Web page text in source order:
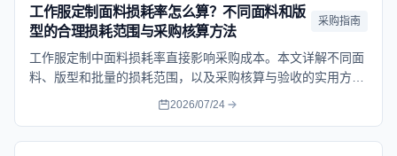
工作服定制面料损耗率怎么算？不同面料和版
型的合理损耗范围与采购核算方法
采购指南
工作服定制中面料损耗率直接影响采购成本。本文详解不同面
料、版型和批量的损耗范围，以及采购核算与验收的实用方
2026/07/24